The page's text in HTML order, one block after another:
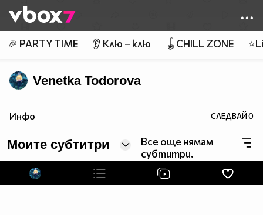
👾
🎉 PARTY TIME 👂 Клю – клю 🪀CHILL ZONE
Venetka Todorova
Инфо СЛЕДВАЙ0
Моите субтитри
Все още нямам
субтитри.